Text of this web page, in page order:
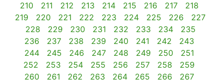
210
211 212 213 214 215 216 217
218
219
220 221 222 223 224 225 226
227
228
229 230 231 232 233 234
235
236
237 238 239 240 241 242
243
244
245 246 247 248 249 250
251
252
253 254 255 256 257 258
259
260
261 262 263 264 265 266
267